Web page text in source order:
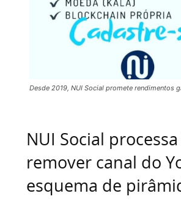
Desde 2019, NUI Social promete rendimentos
NUI Social
remover canal do
esquema de